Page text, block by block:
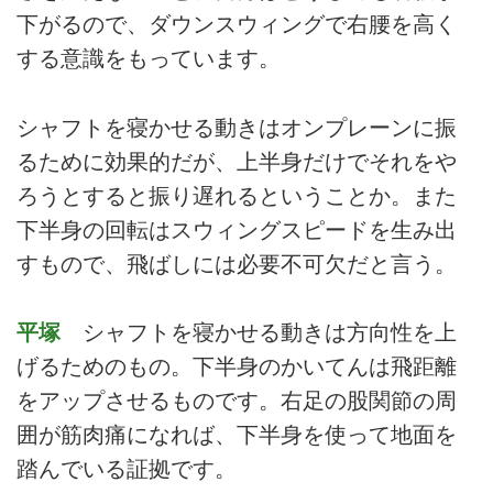
下がるので、ダウンスウィングで右腰を高く
する意識をもっています。
シャフトを寝かせる動きはオンプレーンに振
るために効果的だが、上半身だけでそれをや
ろうとすると振り遅れるということか。また
下半身の回転はスウィングスピードを生み出
すもので、飛ばしには必要不可欠だと言う。
平塚シャフトを寝かせる動きは方向性を上
げるためのもの。下半身のかいてんは飛距離
をアップさせるものです。右足の股関節の周
囲が筋肉痛になれば、下半身を使って地面を
踏んでいる証拠です。